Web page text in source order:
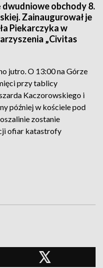
dwudniowe obchody 8.
Zainaugurował je
Piekarczyka w
„Civitas
jutro. O 13:00 na Górze
przy tablicy
Kaczorowskiego i
później w kościele pod
zostanie
ofiar katastrofy